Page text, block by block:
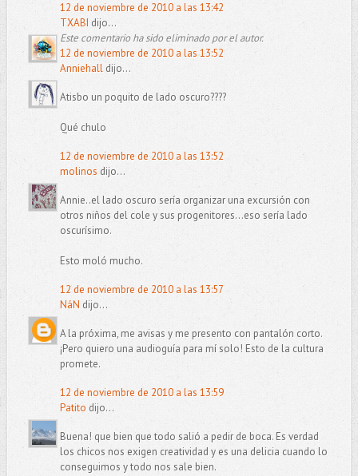
12 de noviembre de 2010 a las 13:42
TXABI dijo...
Este comentario ha sido eliminado por el autor.
12 de noviembre de 2010 a las 13:52
Anniehalldijo...
Atisbo un poquito de lado oscuro????
Qué chulo
12 de noviembre de 2010 a las 13:52
molinos dijo...
Annie..el lado oscuro sería organizar una excursión con
otros niños del cole y sus progenitores...eso sería lado
oscurísimo.
Esto moló mucho.
12 de noviembre de 2010 a las 13:57
NáN dijo...
A la próxima, me avisas y me presento con pantalón corto.
¡Pero quiero una audioguía para mí solo! Esto de la cultura
promete.
12 de noviembre de 2010 a las 13:59
Patito dijo...
Buena! que bien que todo salió a pedir de boca. Es verdad
los chicos nos exigen creatividad y es una delicia cuando lo
conseguimos y todo nos sale bien.